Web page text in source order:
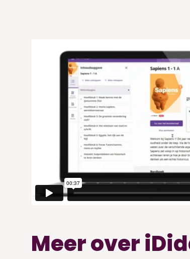
Meer over